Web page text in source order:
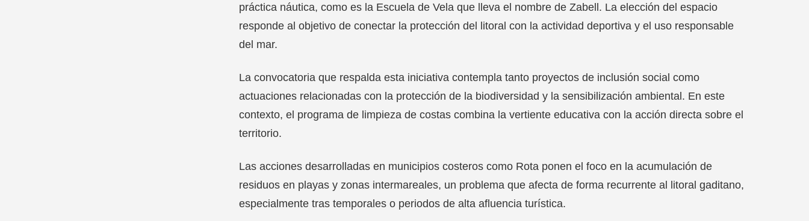
práctica náutica, como es la Escuela de Vela que lleva el nombre de Zabell. La elección del espacio
responde al objetivo de conectar la protección del litoral con la actividad deportiva y el uso responsable
del mar.
La convocatoria que respalda esta iniciativa contempla tanto proyectos de inclusión social como
actuaciones relacionadas con la protección de la biodiversidad y la sensibilización ambiental. En este
contexto, el programa de limpieza de costas combina la vertiente educativa con la acción directa sobre el
territorio.
Las acciones desarrolladas en municipios costeros como Rota ponen el foco en la acumulación de
residuos en playas y zonas intermareales, un problema que afecta de forma recurrente al litoral gaditano,
especialmente tras temporales o periodos de alta afluencia turística.